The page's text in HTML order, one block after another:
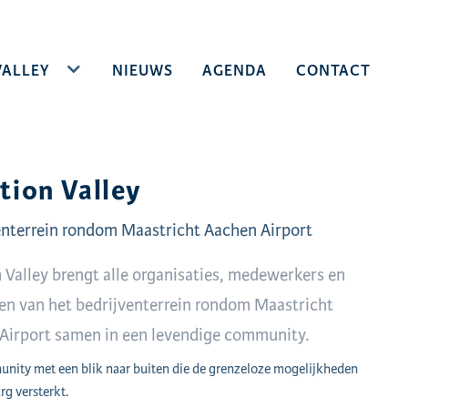
TOGGLE DROPDOWN
NIEUWS AGENDA CONTACT
Valley
rondom Maastricht Aachen Airport
brengt alle organisaties, medewerkers en
van het bedrijventerrein rondom Maastricht
samen in een levendige community.
met een blik naar buiten die de grenzeloze mogelijkheden
versterkt.